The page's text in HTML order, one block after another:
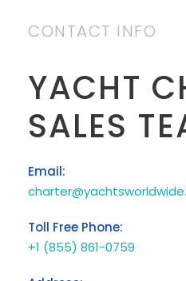
CONTACT INFO
YACHT
SALES
Email:
Toll Free Phone:
+1 (855) 861-0759